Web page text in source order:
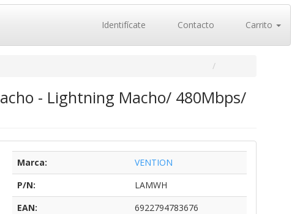
Identifícate Contacto Carrito
- Lightning Macho/ 480Mbps/
Marca:
VENTION
P/N:
LAMWH
EAN:
6922794783676